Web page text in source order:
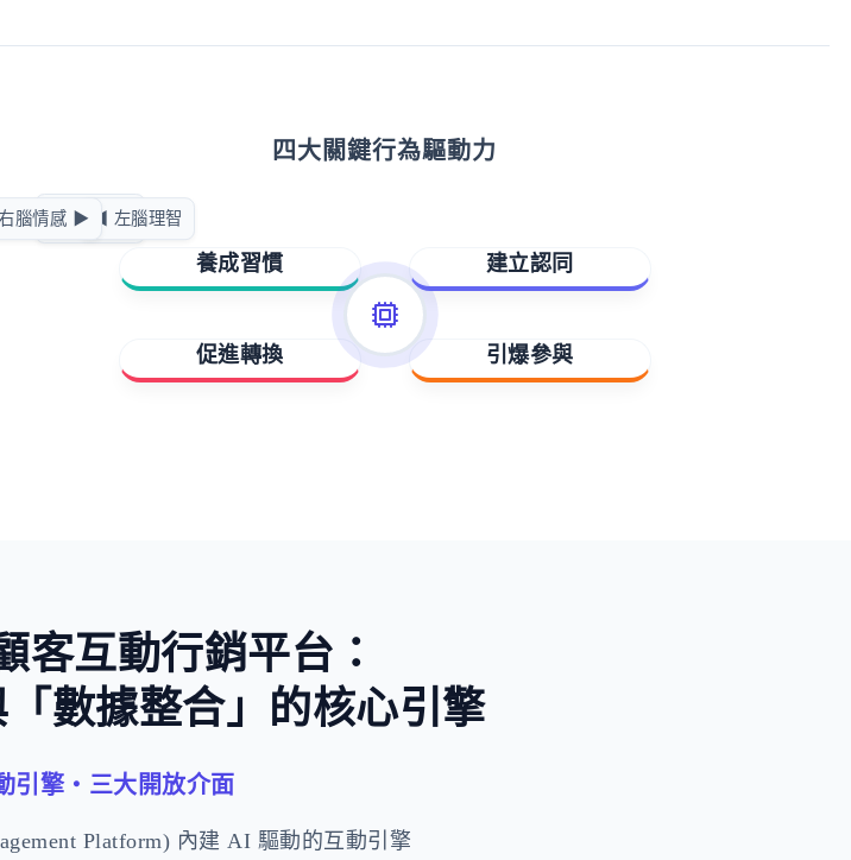
四大關鍵行為驅動力
正向賦能
急迫驅動◀ 左腦理智
腦情感 ▶
養成習慣 建立認同
促進轉換 引爆參與
客互動行銷平台：
數據整合」的核心引擎
引擎・三大開放介面
Platform) 內建 AI 驅動的互動引擎